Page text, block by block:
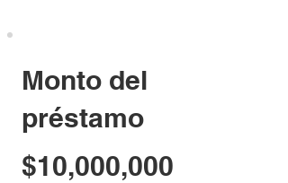
Monto del
préstamo
$10,000,000